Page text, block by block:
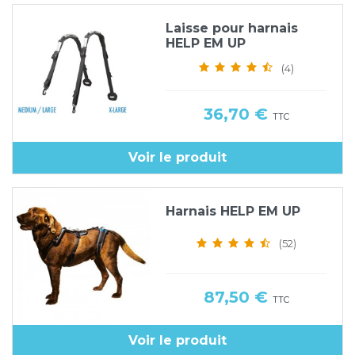
Laisse pour harnais
HELP EM UP
(4)
Prix
36,70 € TTC
Voir le produit
Harnais HELP EM UP
(52)
Prix
87,50 € TTC
Voir le produit